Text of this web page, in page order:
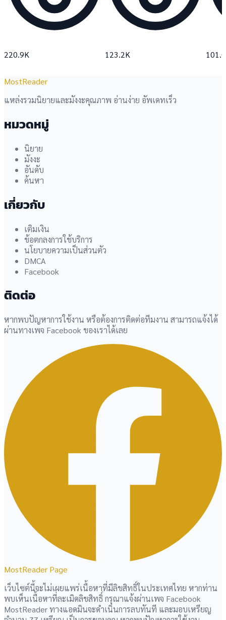
220.9K 123.2K
MostReader
แหล่งรวมนิยายและมังงะคุณภาพ อ่านง่าย อัพเดทเร็ว
หมวดหมู่
นิยาย
มังงะ
อันดับ
ค้นหา
เกี่ยวกับ
เติมเงิน
ข้อตกลงการใช้บริการ
นโยบายความเป็นส่วนตัว
DMCA
Facebook
ติดต่อ
หากพบปัญหาการใช้งาน หรือต้องการติดต่อทีมงาน สามารถแจ้งได้
ผ่านทางเพจ Facebook ของเราได้เลย
MostReader Page
เว็บไซต์นี้จะไม่เผยแพร่เนื้อหาที่มีลิขสิทธิ์ในประเทศไทย หากท่าน
พบเห็นเนื้อหาที่ละเมิดลิขสิทธิ์ กรุณาแจ้งผ่านเพจ Facebook
MostReader ทางแอดมินจะดำเนินการลบทันที และมอบเหรียญ